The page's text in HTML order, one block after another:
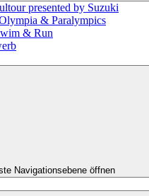
presented by Suzuki
& Paralympics
& Run
Navigationsebene öffnen